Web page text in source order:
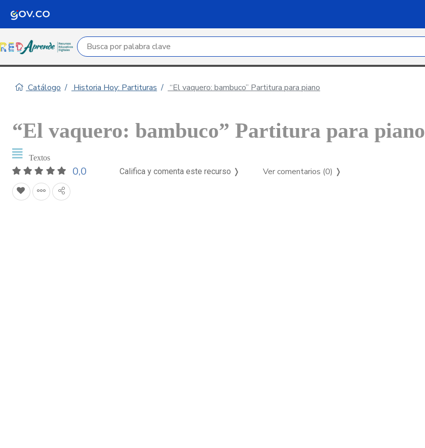
Campo de búsqueda por palabra clave
Catálogo Historia Hoy: Partituras “El vaquero: bambuco” Partitura para piano
“El vaquero: bambuco” Partitura para piano
Textos
0,0 Califica y comenta este recurso ❭ Ver comentarios (0) ❭